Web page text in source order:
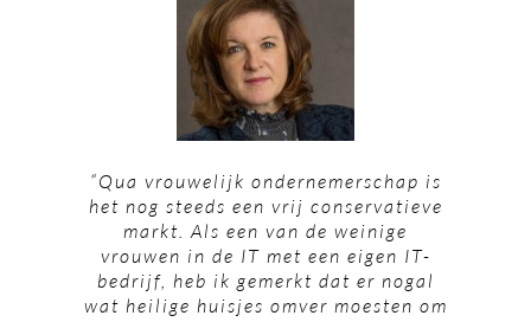
“Qua vrouwelijk ondernemerschap is
het nog steeds een vrij conservatieve
markt. Als een van de weinige
vrouwen in de IT met een eigen IT-
bedrijf, heb ik gemerkt dat er nogal
wat heilige huisjes omver moesten om